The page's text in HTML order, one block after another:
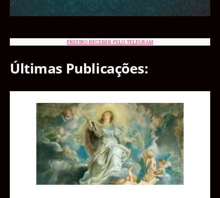
PREFIRO RECEBER PELO TELEGRAM
Últimas Publicações: